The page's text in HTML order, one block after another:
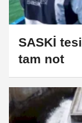
SASKİ
tam not